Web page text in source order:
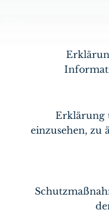
Erklärung
einzusehen, zu